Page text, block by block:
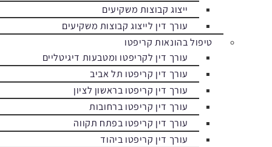
ייצוג קבוצות משקיעים
עורך דין לייצוג קבוצות משקיעים
טיפול בהונאות קריפטו
עורך דין לקריפטו ומטבעות דיגיטליים
עורך דין קריפטו תל אביב
עורך דין קריפטו בראשון לציון
עורך דין קריפטו ברחובות
עורך דין קריפטו בפתח תקווה
עורך דין קריפטו ביהוד